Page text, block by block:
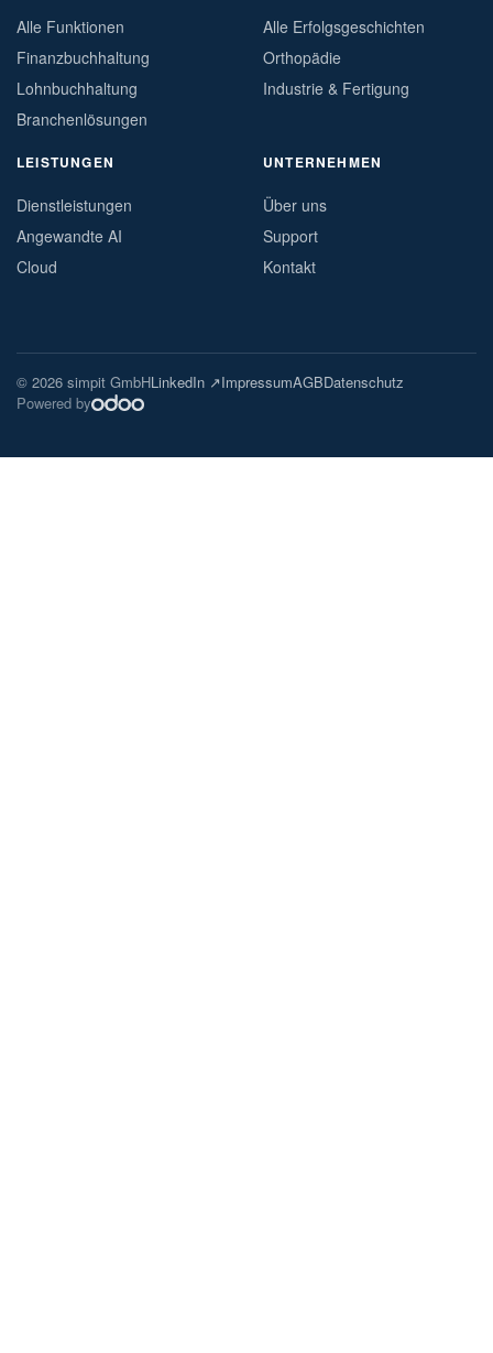
Alle Funktionen
Finanzbuchhaltung
Lohnbuchhaltung
Branchenlösungen
Alle Erfolgsgeschichten
Orthopädie
Industrie & Fertigung
LEISTUNGEN
Dienstleistungen
Angewandte AI
Cloud
UNTERNEHMEN
Über uns
Support
Kontakt
© 2026 simpit GmbHLinkedIn ↗ImpressumAGBDatenschutz
Powered by